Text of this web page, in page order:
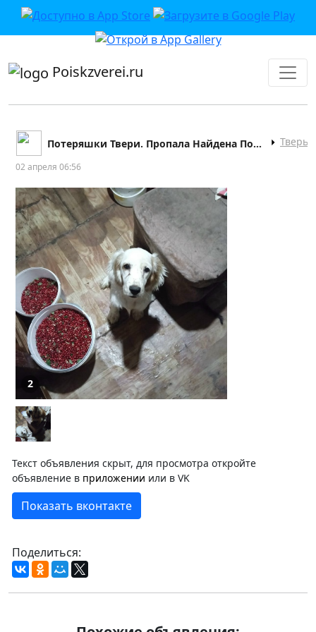
приложении или в VK">
Poiskzverei.ru
Потеряшки Твери. Пропала Найдена Поиск Тверь
02 апреля 06:56
2
Текст объявления скрыт, для просмотра откройте
объявление в приложении или в VK
Показать вконтакте
Поделиться: